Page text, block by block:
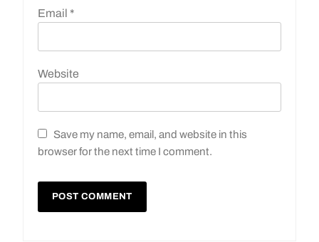
Email *
Website
Save my name, email, and website in this
browser for the next time I comment.